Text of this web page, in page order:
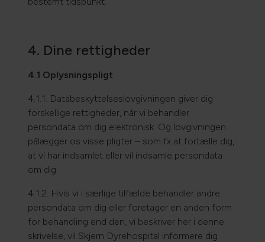
4. Dine rettigheder
4.1 Oplysningspligt
4.1.1. Databeskyttelseslovgivningen giver dig
forskellige rettigheder, når vi behandler
persondata om dig elektronisk. Og lovgivningen
pålægger os visse pligter – som fx at fortælle dig,
at vi har indsamlet eller vil indsamle persondata
om dig.
4.1.2. Hvis vi i særlige tilfælde behandler andre
persondata om dig eller foretager en anden form
for behandling end den, vi beskriver her i denne
skrivelse, vil Skjern Dyrehospital informere dig